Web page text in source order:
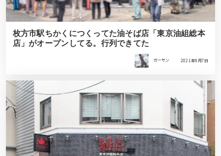
枚方市駅ちかくにつくってた油そば店「東京油組総本
店」がオープンしてる。行列できてた
ガーサン 2021年9月7日